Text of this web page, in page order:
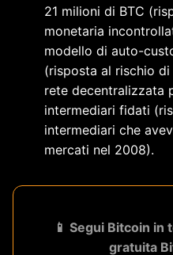
21 milioni di BTC
monetaria
modello di auto-
(risposta al rischio
rete decentralizzata
intermediari fidati
intermediari che
mercati nel 2008).
📱 Segui Bitcoin
gratuita